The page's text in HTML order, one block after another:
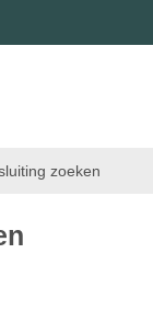
zoeken